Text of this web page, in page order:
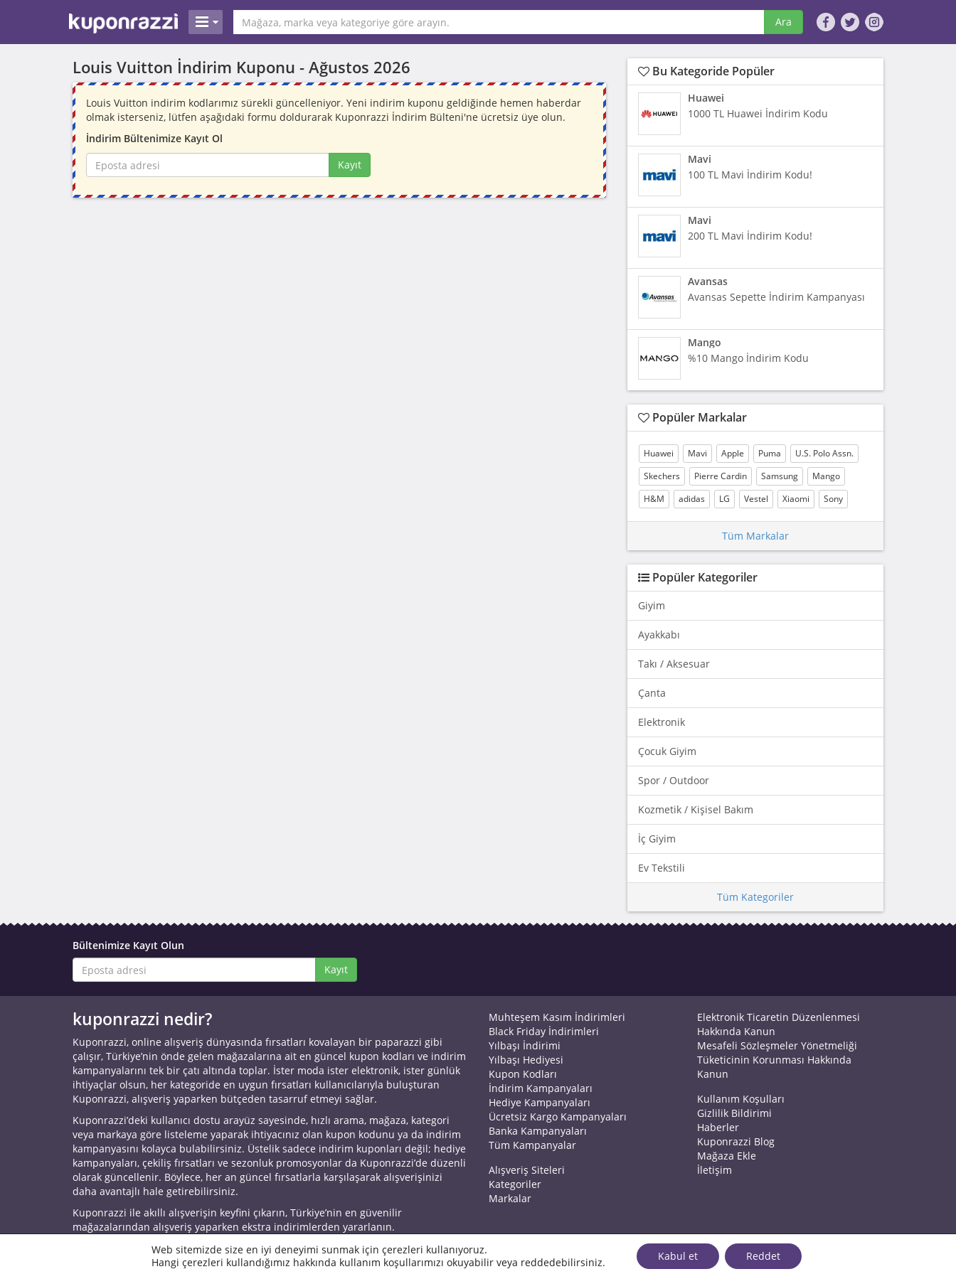
Ara
Louis Vuitton İndirim Kuponu - Ağustos 2026
Louis Vuitton indirim kodlarımız sürekli güncelleniyor. Yeni indirim kuponu geldiğinde hemen haberdar
olmak isterseniz, lütfen aşağıdaki formu doldurarak Kuponrazzi İndirim Bülteni'ne ücretsiz üye olun.
İndirim Bültenimize Kayıt Ol
Kayıt
Bu Kategoride Popüler
Huawei
1000 TL Huawei İndirim Kodu
Mavi
100 TL Mavi İndirim Kodu!
Mavi
200 TL Mavi İndirim Kodu!
Avansas
Avansas Sepette İndirim Kampanyası
Mango
%10 Mango İndirim Kodu
Popüler Markalar
Huawei Mavi Apple Puma
U.S. Polo Assn.
Skechers
Pierre Cardin Samsung
Mango
H&M
adidas LG Vestel Xiaomi Sony
Tüm Markalar
Popüler Kategoriler
Giyim
Ayakkabı
Takı / Aksesuar
Çanta
Elektronik
Çocuk Giyim
Spor / Outdoor
Kozmetik / Kişisel Bakım
İç Giyim
Ev Tekstili
Tüm Kategoriler
Bültenimize Kayıt Olun
Kayıt
kuponrazzi nedir?
Kuponrazzi, online alışveriş dünyasında fırsatları kovalayan bir paparazzi gibi
çalışır, Türkiye’nin önde gelen mağazalarına ait en güncel kupon kodları ve indirim
kampanyalarını tek bir çatı altında toplar. İster moda ister elektronik, ister günlük
ihtiyaçlar olsun, her kategoride en uygun fırsatları kullanıcılarıyla buluşturan
Kuponrazzi, alışveriş yaparken bütçeden tasarruf etmeyi sağlar.
Kuponrazzi’deki kullanıcı dostu arayüz sayesinde, hızlı arama, mağaza, kategori
veya markaya göre listeleme yaparak ihtiyacınız olan kupon kodunu ya da indirim
kampanyasını kolayca bulabilirsiniz. Üstelik sadece indirim kuponları değil; hediye
kampanyaları, çekiliş fırsatları ve sezonluk promosyonlar da Kuponrazzi’de düzenli
olarak güncellenir. Böylece, her an güncel fırsatlarla karşılaşarak alışverişinizi
daha avantajlı hale getirebilirsiniz.
Kuponrazzi ile akıllı alışverişin keyfini çıkarın, Türkiye’nin en güvenilir
mağazalarından alışveriş yaparken ekstra indirimlerden yararlanın.
Muhteşem Kasım İndirimleri
Black Friday İndirimleri
Yılbaşı İndirimi
Yılbaşı Hediyesi
Kupon Kodları
İndirim Kampanyaları
Hediye Kampanyaları
Ücretsiz Kargo Kampanyaları
Banka Kampanyaları
Tüm Kampanyalar
Alışveriş Siteleri
Kategoriler
Markalar
Elektronik Ticaretin Düzenlenmesi
Hakkında Kanun
Mesafeli Sözleşmeler Yönetmeliği
Tüketicinin Korunması Hakkında
Kanun
Kullanım Koşulları
Gizlilik Bildirimi
Haberler
Kuponrazzi Blog
Mağaza Ekle
İletişim
© 2026 KuponrazziWeb sitemizde size en iyi deneyimi sunmak için çerezleri kullanıyoruz.
Hangi çerezleri kullandığımız hakkında kullanım koşullarımızı okuyabilir veya reddedebilirsiniz.
Kabul et Reddet